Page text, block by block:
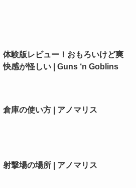
体験版レビュー！おもろいけど爽
快感が怪しい | Guns ‘n Goblins
倉庫の使い方 | アノマリス
射撃場の場所 | アノマリス